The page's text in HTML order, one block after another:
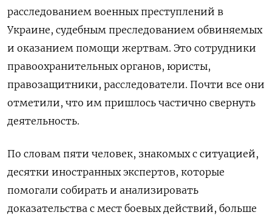
расследованием военных преступлений в
Украине, судебным преследованием обвиняемых
и оказанием помощи жертвам. Это сотрудники
правоохранительных органов, юристы,
правозащитники, расследователи. Почти все они
отметили, что им пришлось частично свернуть
деятельность.
По словам пяти человек, знакомых с ситуацией,
десятки иностранных экспертов, которые
помогали собирать и анализировать
доказательства с мест боевых действий, больше